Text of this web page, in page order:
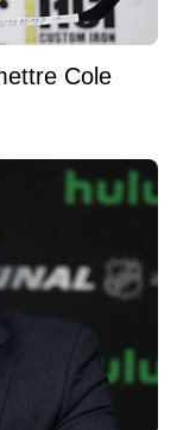
Cole